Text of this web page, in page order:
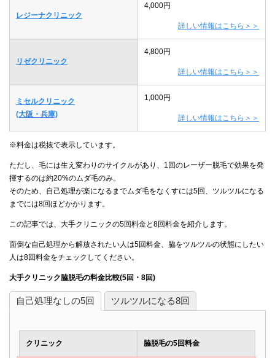
レジーナクリニック
4,000円
詳しい情報はこちら＞＞
リゼクリニック
4,800円
詳しい情報はこちら＞＞
ミセルクリニック
(大阪・兵庫)
1,000円
詳しい情報はこちら＞＞
※料金は税抜で表示しています。
ただし、毛には生え変わりのサイクルがあり、1回のレーザー脱毛で効果を発
揮するのは約20%のムダ毛のみ。
そのため、自己処理が楽になるまでムダ毛をなくすには5回、ツルツルになる
までには8回ほどかかります。
この記事では、大手クリニックの5回料金と8回料金を紹介します。
面倒な自己処理から解放されたい人は5回料金、脇をツルツルの状態にしたい
人は8回料金をチェックしてください。
大手クリニック脇脱毛の料金比較(5回・8回)
自己処理なしの5回 ツルツルになる8回
クリニック 脇脱毛の5回料金